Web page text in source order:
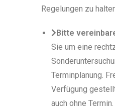
Regelungen zu
Bitte
Sie um eine
Terminplanung.
Verfügung
auch ohne